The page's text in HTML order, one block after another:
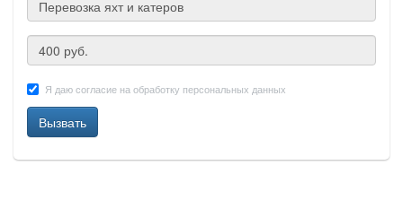
Я даю согласие на обработку персональных данных
Вызвать